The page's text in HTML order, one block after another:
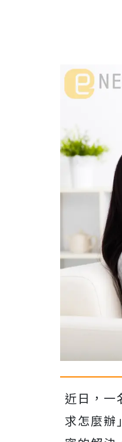
近日，一
求怎麼辦